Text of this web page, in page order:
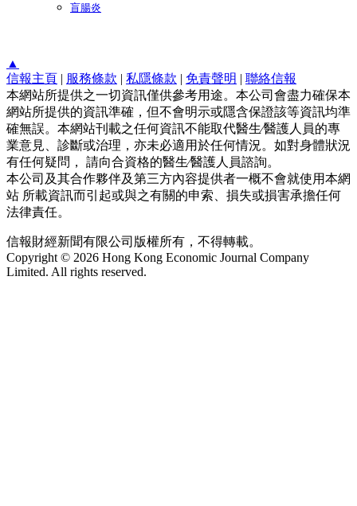
盲腸炎
▲
信報主頁 | 服務條款 | 私隱條款 | 免責聲明 | 聯絡信報
本網站所提供之一切資訊僅供參考用途。本公司會盡力確保本
網站所提供的資訊準確，但不會明示或隱含保證該等資訊均準
確無誤。本網站刊載之任何資訊不能取代醫生∕醫護人員的專
業意見、診斷或治理，亦未必適用於任何情況。如對身體狀況
有任何疑問， 請向合資格的醫生∕醫護人員諮詢。
本公司及其合作夥伴及第三方內容提供者一概不會就使用本網
站 所載資訊而引起或與之有關的申索、損失或損害承擔任何
法律責任。
信報財經新聞有限公司版權所有，不得轉載。
Copyright © 2026 Hong Kong Economic Journal Company
Limited. All rights reserved.